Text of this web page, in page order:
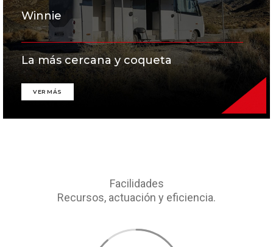
Winnie
La más cercana y coqueta
VER MÁS
Facilidades
Recursos, actuación y eficiencia.